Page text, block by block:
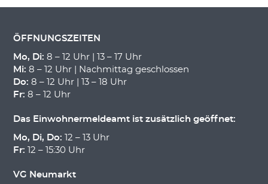
ÖFFNUNGSZEITEN
Mo, Di: 8 – 12 Uhr | 13 – 17 Uhr
Mi: 8 – 12 Uhr | Nachmittag geschlossen
Do: 8 – 12 Uhr | 13 – 18 Uhr
Fr: 8 – 12 Uhr
Das Einwohnermeldeamt ist zusätzlich geöffnet:
Mo, Di, Do: 12 – 13 Uhr
Fr: 12 – 15:30 Uhr
VG Neumarkt